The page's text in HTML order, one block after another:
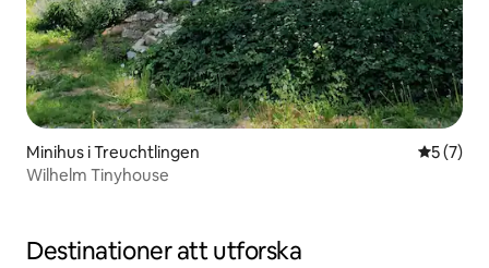
Minihus i Treuchtlingen 5 av 5 i
5 (7)
Wilhelm Tinyhouse
Destinationer att utforska